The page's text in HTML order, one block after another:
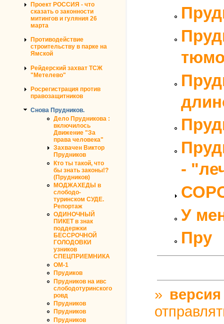
Проект РОССИЯ - что
сказать о законности
митингов и гуляния 26
марта
Противодействие
строительству в парке на
Ямской
Рейдерский захват ТСЖ
"Метелево"
Росрегистрация против
правозащитников
Снова Прудников.
Дело Прудникова :
включилось
Движение "За
права человека"
Захвачен Виктор
Прудников
Кто ты такой, что
бы знать законы!?
(Прудников)
МОДЖАХЕДЫ в
слободо-
туринском СУДЕ.
Репортаж
ОДИНОЧНЫЙ
ПИКЕТ в знак
поддержки
БЕССРОЧНОЙ
ГОЛОДОВКИ
узников
СПЕЦПРИЕМНИКА
ОМ-1
Прудиков
Прудников на ивс
слободотуринского
ровд
Прудников
Прудников
Прудников
-
У
Пру
»